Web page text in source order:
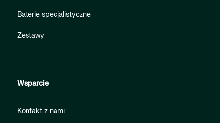
Baterie specjalistyczne
Zestawy
Wsparcie
Kontakt z nami